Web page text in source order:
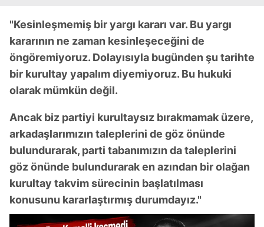
"Kesinleşmemiş bir yargı kararı var. Bu yargı
kararının ne zaman kesinleşeceğini de
öngöremiyoruz. Dolayısıyla bugünden şu tarihte
bir kurultay yapalım diyemiyoruz. Bu hukuki
olarak mümkün değil.
Ancak biz partiyi kurultaysız bırakmamak üzere,
arkadaşlarımızın taleplerini de göz önünde
bulundurarak, parti tabanımızın da taleplerini
göz önünde bulundurarak en azından bir olağan
kurultay takvim sürecinin başlatılması
konusunu kararlaştırmış durumdayız."